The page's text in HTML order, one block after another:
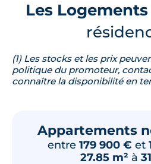
Les
(1) Les stocks et les prix
politique du promoteur,
connaître la disponibilité en
Appartements
entre 179 900 € et
27.85 m² à